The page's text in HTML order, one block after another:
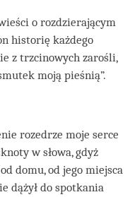
o rozdzierającym
historię każdego
z trzcinowych zarośli,
moją pieśnią”.
rozedrze moje serce
w słowa, gdyż
domu, od jego miejsca
dążył do spotkania